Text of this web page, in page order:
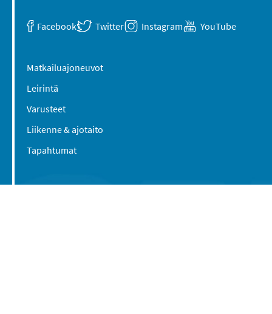
Facebook Twitter Instagram YouTube
Matkailuajoneuvot
Leirintä
Varusteet
Liikenne & ajotaito
Tapahtumat